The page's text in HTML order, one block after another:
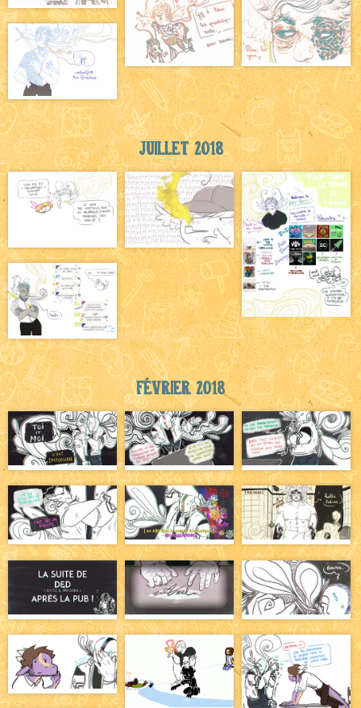
Juillet 2018
Février 2018